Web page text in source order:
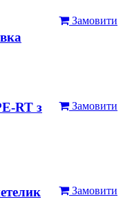
Замовити
Замовити
RT з
Замовити